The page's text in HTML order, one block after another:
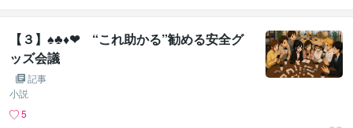
【３】♠︎♣︎♦︎❤︎ “これ助かる”勧める安全グ
ッズ会議
記事
小説
5